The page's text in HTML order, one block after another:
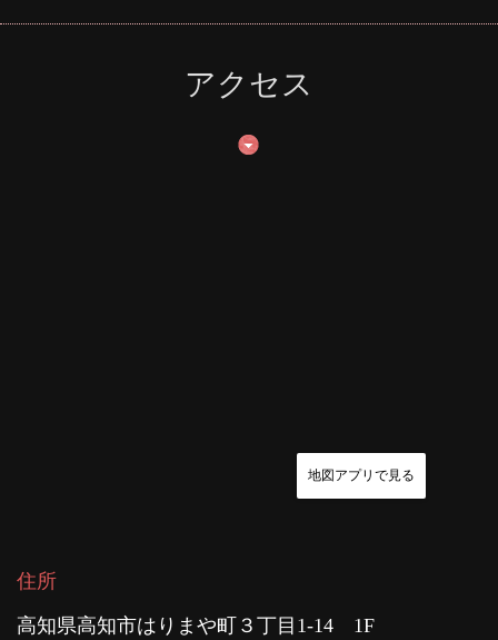
アクセス
地図アプリで見る
住所
高知県高知市はりまや町３丁目1-14 1F